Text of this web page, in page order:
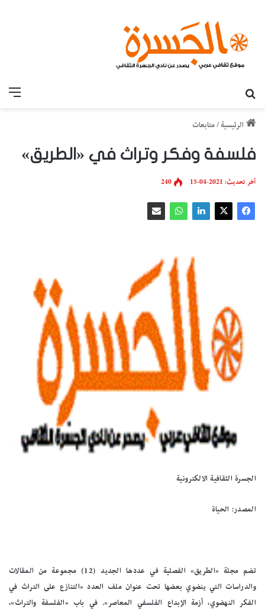
الرئيسية /متابعات
فلسفة وفكر وتراث في «الطريق»
آخر تحديث: 2021-04-15 240
الجسرة الثقافية الالكترونية
المصدر: الحياة
تضم مجلة «الطريق» الفصلية في عددها الجديد (12) مجموعة من المقالات
والدراسات التي ينضوي بعضها تحت عنوان ملف العدد «التنازع على التراث في
الفكر النهضوي، أزمة الإبداع الفلسفي المعاصر». في باب «الفلسفة والتراث»،